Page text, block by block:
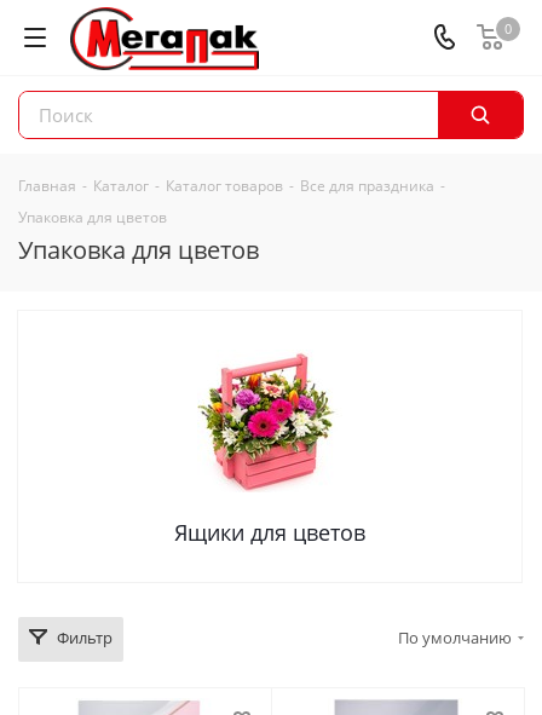
0
Главная - Каталог - Каталог товаров - Все для праздника -
Упаковка для цветов
Упаковка для цветов
Ящики для цветов
Фильтр По умолчанию